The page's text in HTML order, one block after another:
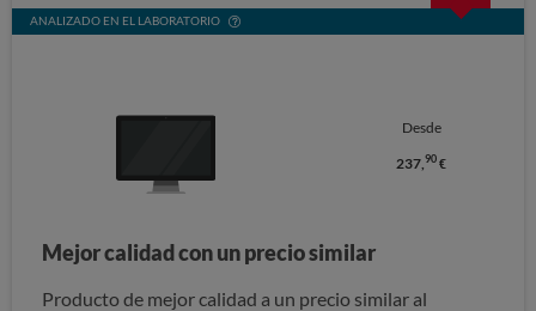
ANALIZADO EN EL LABORATORIO
Desde
237,90 €
Mejor calidad con un precio similar
Producto de mejor calidad a un precio similar al